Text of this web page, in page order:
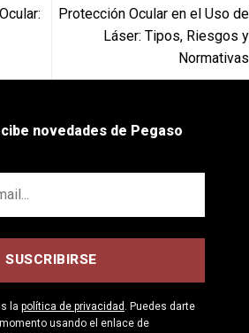
Protección Ocular en el Uso de
Láser: Tipos, Riesgos y
Normativas
novedades de Pegaso
la política de privacidad . Puedes darte
usando el enlace de